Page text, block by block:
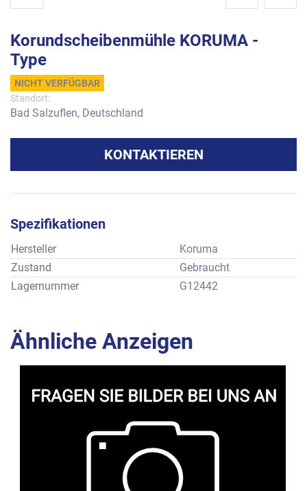
Korundscheibenmühle KORUMA -
Type
NICHT VERFÜGBAR
Standort:
Bad Salzuflen, Deutschland
KONTAKTIEREN
Spezifikationen
Hersteller
Koruma
Zustand
Gebraucht
Lagernummer
G12442
Ähnliche Anzeigen